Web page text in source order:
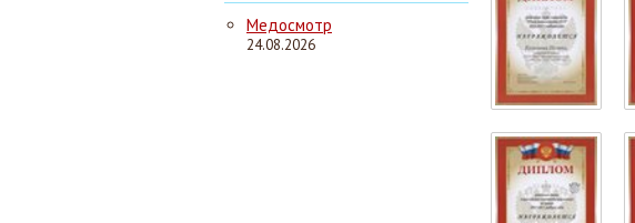
Медосмотр
24.08.2026